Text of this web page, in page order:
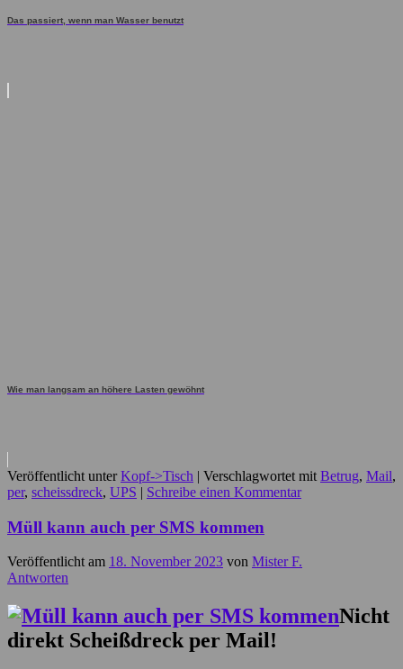
Das passiert, wenn man Wasser benutzt
Wie man langsam an höhere Lasten gewöhnt
Veröffentlicht unter Kopf->Tisch | Verschlagwortet mit Betrug, Mail,
per, scheissdreck, UPS | Schreibe einen Kommentar
Müll kann auch per SMS kommen
Veröffentlicht am 18. November 2023 von Mister F.
Antworten
Nicht
direkt Scheißdreck per Mail!